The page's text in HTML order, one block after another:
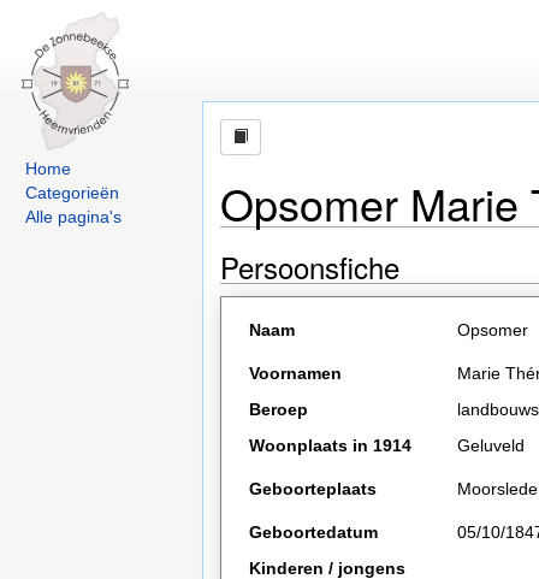
Home
Categorieën
Alle pagina's
Opsomer Marie
Persoonsfiche
Naam Opsomer
Voornamen
Marie
Beroep
Woonplaats in 1914
Geluveld
Geboorteplaats Moorslede
Geboortedatum
05/10/
Kinderen / jongens